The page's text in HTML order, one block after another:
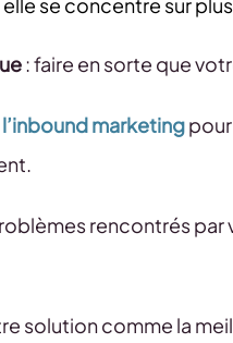
: faire en sorte que
l’inbound marketing
rencontrés
solution comme la